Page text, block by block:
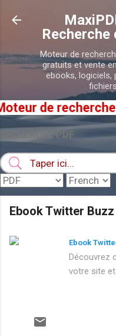
Recherche
Moteur de
gratuits et vente
ebooks, logiciels,
de recherche
RECHERCHE PDF
Ebook Twitter Buzz
Ebook
Découvrez
votre site